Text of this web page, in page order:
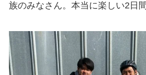
族のみなさん。本当に楽しい2日